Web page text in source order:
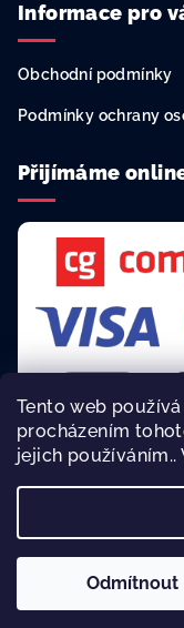
Tento web
procházením
jejich používáním..
Odmítnout
Informace pro
Obchodní podmínky
Podmínky ochrany
Přijímáme
Rychlá a bezpečná